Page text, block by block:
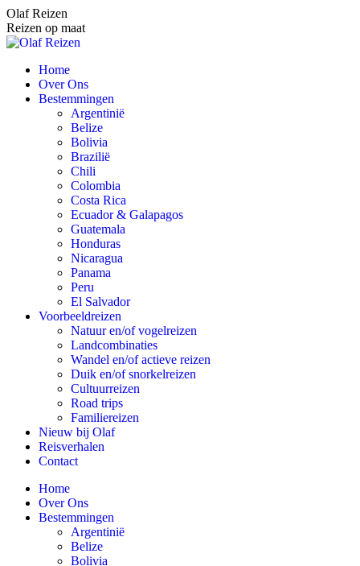
Spring
naar
content
Olaf Reizen
Reizen op maat
Home
Over Ons
Bestemmingen
Argentinië
Belize
Bolivia
Brazilië
Chili
Colombia
Costa Rica
Ecuador & Galapagos
Guatemala
Honduras
Nicaragua
Panama
Peru
El Salvador
Voorbeeldreizen
Natuur en/of vogelreizen
Landcombinaties
Wandel en/of actieve reizen
Duik en/of snorkelreizen
Cultuurreizen
Road trips
Familiereizen
Nieuw bij Olaf
Reisverhalen
Contact
Home
Over Ons
Bestemmingen
Argentinië
Belize
Bolivia